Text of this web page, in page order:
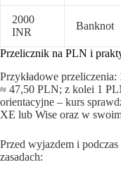
2000
INR
Banknot
Przelicznik na PLN i
Przykładowe przeliczenia:
≈ 47,50 PLN; z kolei 1
orientacyjne – kurs
XE lub Wise oraz w
Przed wyjazdem i
zasadach: